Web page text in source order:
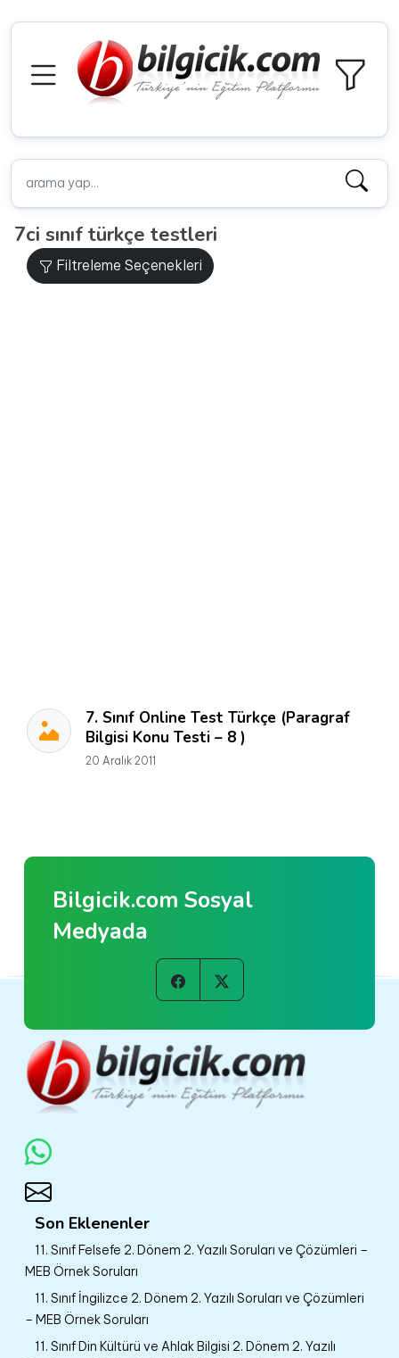
7ci sınıf türkçe testleri
Filtreleme Seçenekleri
7. Sınıf Online Test Türkçe (Paragraf
Bilgisi Konu Testi – 8 )
20 Aralık 2011
Bilgicik.com Sosyal
Medyada
Son Eklenenler
11. Sınıf Felsefe 2. Dönem 2. Yazılı Soruları ve Çözümleri –
MEB Örnek Soruları
11. Sınıf İngilizce 2. Dönem 2. Yazılı Soruları ve Çözümleri
– MEB Örnek Soruları
11. Sınıf Din Kültürü ve Ahlak Bilgisi 2. Dönem 2. Yazılı